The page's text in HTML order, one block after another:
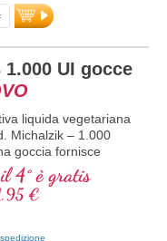
funzione
funzione del
controllata attiva
senza additivi e
Sviluppato da
su Vitamina
UI gocce
liquida vegetariana
Michalzik – 1.000
goccia fornisce
D3. Massima qualità
olio di cocco MCT
pesticidi, per
Questa
supporta il
4° è gratis
€